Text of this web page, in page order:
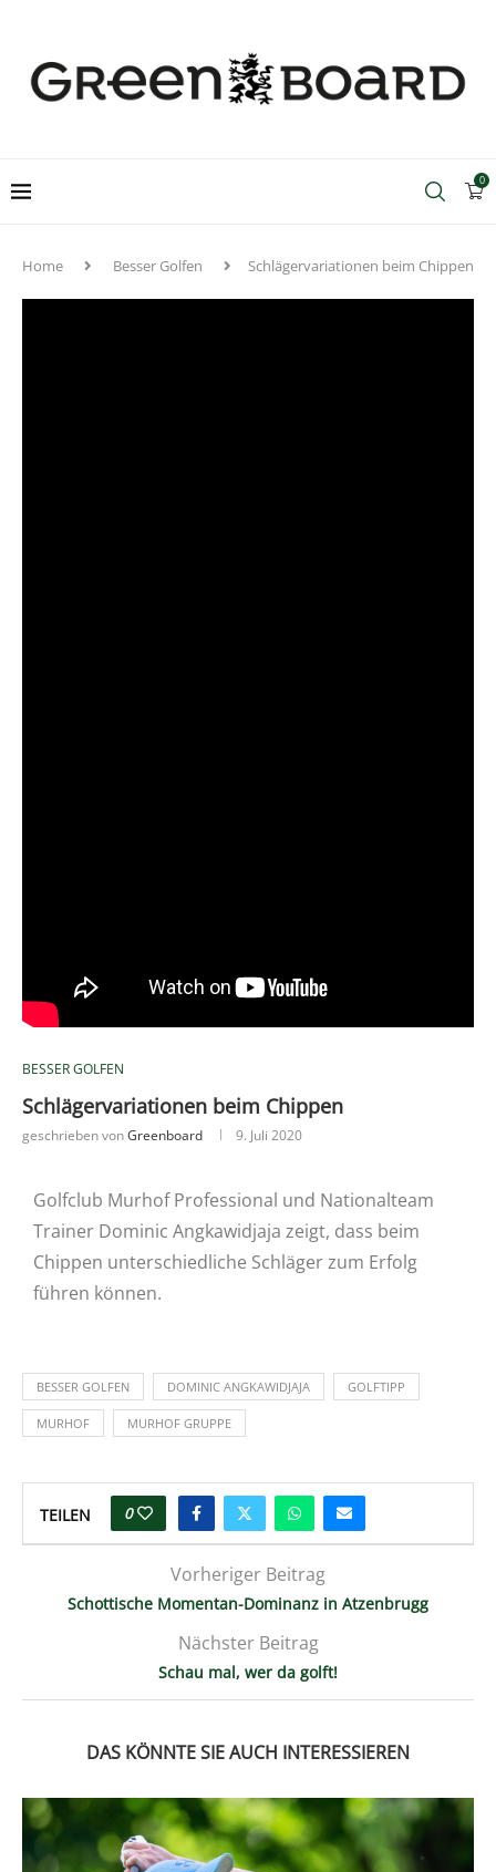
0
Home Besser Golfen Schlägervariationen beim Chippen
BESSER GOLFEN
Schlägervariationen beim Chippen
geschrieben vonGreenboard 9. Juli 2020
Golfclub Murhof Professional und Nationalteam
Trainer Dominic Angkawidjaja zeigt, dass beim
Chippen unterschiedliche Schläger zum Erfolg
führen können.
BESSER GOLFEN DOMINIC ANGKAWIDJAJA GOLFTIPP
MURHOF MURHOF GRUPPE
TEILEN 0
Vorheriger Beitrag
Schottische Momentan-Dominanz in Atzenbrugg
Nächster Beitrag
Schau mal, wer da golft!
DAS KÖNNTE SIE AUCH INTERESSIEREN